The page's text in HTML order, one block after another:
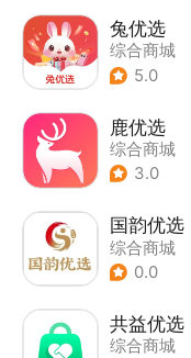
兔优选
综合商城
5.0
鹿优选
综合商城
3.0
国韵优选
综合商城
0.0
共益优选
综合商城